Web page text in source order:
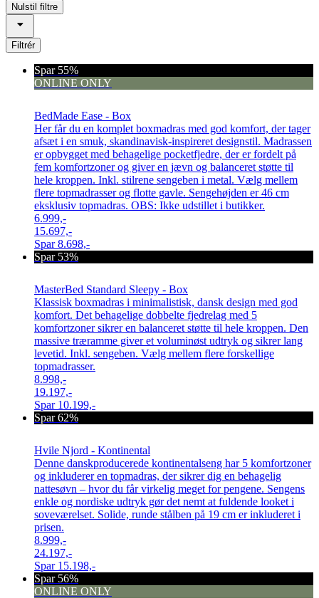
Nulstil filtre
Filtrér
Spar 55%
ONLINE ONLY
BedMade Ease - Box
Her får du en komplet boxmadras med god komfort, der tager
afsæt i en smuk, skandinavisk-inspireret designstil. Madrassen
er opbygget med behagelige pocketfjedre, der er fordelt på
fem komfortzoner og giver en jævn og balanceret støtte til
hele kroppen. Inkl. stilrene sengeben i metal. Vælg mellem
flere topmadrasser og flotte gavle. Sengehøjden er 46 cm
eksklusiv topmadras. OBS: Ikke udstillet i butikker.
6.999,-
15.697,-
Spar8.698,-
Spar 53%
MasterBed Standard Sleepy - Box
Klassisk boxmadras i minimalistisk, dansk design med god
komfort. Det behagelige dobbelte fjedrelag med 5
komfortzoner sikrer en balanceret støtte til hele kroppen. Den
massive træramme giver et voluminøst udtryk og sikrer lang
levetid. Inkl. sengeben. Vælg mellem flere forskellige
topmadrasser.
8.998,-
19.197,-
Spar 10.199,-
Spar 62%
Hvile Njord - Kontinental
Denne danskproducerede kontinentalseng har 5 komfortzoner
og inkluderer en topmadras, der sikrer dig en behagelig
nattesøvn – hvor du får virkelig meget for pengene. Sengens
enkle og nordiske udtryk gør det nemt at fuldende looket i
soveværelset. Solide, runde stålben på 19 cm er inkluderet i
prisen.
8.999,-
24.197,-
Spar 15.198,-
Spar 56%
ONLINE ONLY